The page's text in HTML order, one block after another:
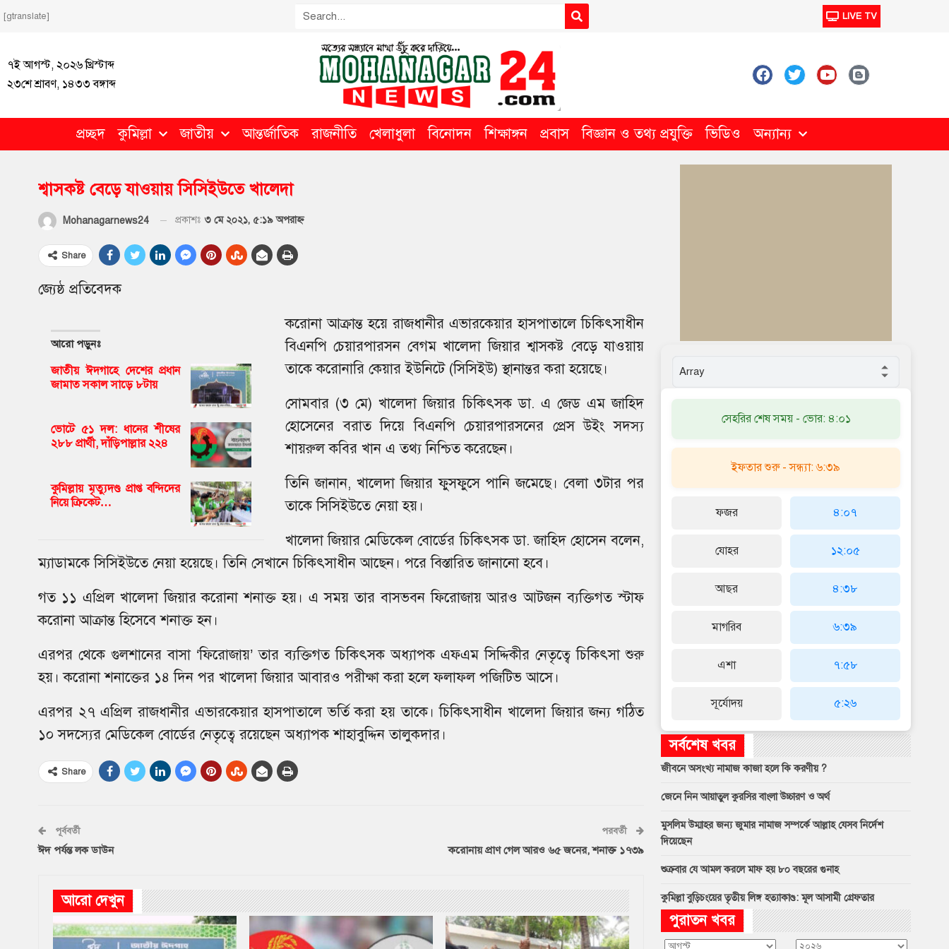
[gtranslate] LIVE TV
৭ই আগস্ট, ২০২৬ খ্রিস্টাব্দ
২৩শে শ্রাবণ, ১৪৩৩ বঙ্গাব্দ
প্রচ্ছদ কুমিল্লা জাতীয় আন্তর্জাতিক রাজনীতি খেলাধুলা বিনোদন শিক্ষাঙ্গন প্রবাস বিজ্ঞান ও তথ্য প্রযুক্তি ভিডিও অন্যান্য
শ্বাসকষ্ট বেড়ে যাওয়ায় সিসিইউতে খালেদা
Mohanagarnews24 প্রকাশঃ ৩ মে ২০২১, ৫:১৯ অপরাহ্ণ
Share
জ্যেষ্ঠ প্রতিবেদক
আরো পড়ুনঃ
জাতীয় ঈদগাহে দেশের প্রধান
জামাত সকাল সাড়ে ৮টায়
ভোটে ৫১ দল: ধানের শীষের
২৮৮ প্রার্থী, দাঁড়িপাল্লার ২২৪
কুমিল্লায় মৃত্যুদণ্ড প্রাপ্ত বন্দিদের
নিয়ে ক্রিকেট…
করোনা আক্রান্ত হয়ে রাজধানীর এভারকেয়ার হাসপাতালে চিকিৎসাধীন
বিএনপি চেয়ারপারসন বেগম খালেদা জিয়ার শ্বাসকষ্ট বেড়ে যাওয়ায়
তাকে করোনারি কেয়ার ইউনিটে (সিসিইউ) স্থানান্তর করা হয়েছে।
সোমবার (৩ মে) খালেদা জিয়ার চিকিৎসক ডা. এ জেড এম জাহিদ
হোসেনের বরাত দিয়ে বিএনপি চেয়ারপারসনের প্রেস উইং সদস্য
শায়রুল কবির খান এ তথ্য নিশ্চিত করেছেন।
তিনি জানান, খালেদা জিয়ার ফুসফুসে পানি জমেছে। বেলা ৩টার পর
তাকে সিসিইউতে নেয়া হয়।
খালেদা জিয়ার মেডিকেল বোর্ডের চিকিৎসক ডা. জাহিদ হোসেন বলেন,
ম্যাডামকে সিসিইউতে নেয়া হয়েছে। তিনি সেখানে চিকিৎসাধীন আছেন। পরে বিস্তারিত জানানো হবে।
গত ১১ এপ্রিল খালেদা জিয়ার করোনা শনাক্ত হয়। এ সময় তার বাসভবন ফিরোজায় আরও আটজন ব্যক্তিগত স্টাফ
করোনা আক্রান্ত হিসেবে শনাক্ত হন।
এরপর থেকে গুলশানের বাসা ‘ফিরোজায়’ তার ব্যক্তিগত চিকিৎসক অধ্যাপক এফএম সিদ্দিকীর নেতৃত্বে চিকিৎসা শুরু
হয়। করোনা শনাক্তের ১৪ দিন পর খালেদা জিয়ার আবারও পরীক্ষা করা হলে ফলাফল পজিটিভ আসে।
এরপর ২৭ এপ্রিল রাজধানীর এভারকেয়ার হাসপাতালে ভর্তি করা হয় তাকে। চিকিৎসাধীন খালেদা জিয়ার জন্য গঠিত
১০ সদস্যের মেডিকেল বোর্ডের নেতৃত্বে রয়েছেন অধ্যাপক শাহাবুদ্দিন তালুকদার।
Share
পূর্ববর্তী
ঈদ পর্যন্ত লক ডাউন
পরবর্তী
করোনায় প্রাণ গেল আরও ৬৫ জনের, শনাক্ত ১৭৩৯
আরো দেখুন
সেহরির শেষ সময় - ভোর: ৪:০১
ইফতার শুরু - সন্ধ্যা: ৬:৩৯
ফজর
যোহর
আছর
মাগরিব
এশা
সূর্যোদয়
৪:০৭
১২:০৫
৪:৩৮
৬:৩৯
৭:৫৮
৫:২৬
সর্বশেষ খবর
জীবনে অসংখ্য নামাজ কাজা হলে কি করণীয় ?
জেনে নিন আয়াতুল কুরসির বাংলা উচ্চারণ ও অর্থ
মুসলিম উম্মাহর জন্য জুমার নামাজ সম্পর্কে আল্লাহ যেসব নির্দেশ
দিয়েছেন
শুক্রবার যে আমল করলে মাফ হয় ৮০ বছরের গুনাহ
কুমিল্লা বুড়িচংয়ের তৃতীয় লিঙ্গ হত্যাকাণ্ড: মূল আসামী গ্রেফতার
পুরাতন খবর